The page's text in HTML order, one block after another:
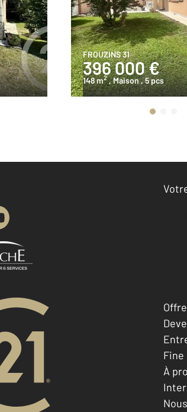
FROUZINS 31
396 000 €
148 m2 , Maison, 5 pcs
Fine
À